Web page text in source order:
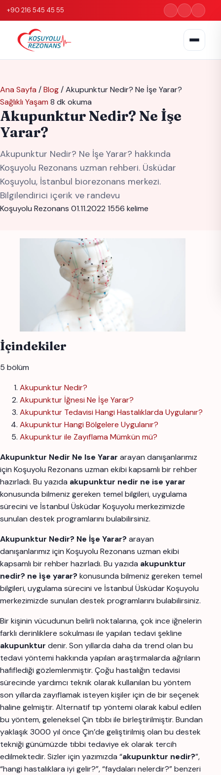
+90 216 545 45 55
Ana Sayfa /Blog/Akupunktur Nedir? Ne İşe Yarar?
Sağlıklı Yaşam 8 dk okuma
Akupunktur Nedir? Ne İşe
Yarar?
Akupunktur Nedir? Ne İşe Yarar? hakkında
Koşuyolu Rezonans uzman rehberi. Üsküdar
Koşuyolu, İstanbul biorezonans merkezi.
Bilgilendirici içerik ve randevu
Koşuyolu Rezonans 01.11.2022 1556 kelime
İçindekiler
5 bölüm
Akupunktur Nedir?
Akupunktur İğnesi Ne İşe Yarar?
Akupunktur Tedavisi Hangi Hastalıklarda Uygulanır?
Akupunktur Hangi Bölgelere Uygulanır?
Akupunktur ile Zayıflama Mümkün mü?
Akupunktur Nedir Ne Ise Yarar arayan danışanlarımız
için Koşuyolu Rezonans uzman ekibi kapsamlı bir rehber
hazırladı. Bu yazıda akupunktur nedir ne ise yarar
konusunda bilmeniz gereken temel bilgileri, uygulama
sürecini ve İstanbul Üsküdar Koşuyolu merkezimizde
sunulan destek programlarını bulabilirsiniz.
Akupunktur Nedir? Ne İşe Yarar? arayan
danışanlarımız için Koşuyolu Rezonans uzman ekibi
kapsamlı bir rehber hazırladı. Bu yazıda akupunktur
nedir? ne i̇şe yarar? konusunda bilmeniz gereken temel
bilgileri, uygulama sürecini ve İstanbul Üsküdar Koşuyolu
merkezimizde sunulan destek programlarını bulabilirsiniz.
Bir kişinin vücudunun belirli noktalarına, çok ince iğnelerin
farklı derinliklere sokulması ile yapılan tedavi şekline
akupunktur denir. Son yıllarda daha da trend olan bu
tedavi yöntemi hakkında yapılan araştırmalarda ağrıların
hafiflediği gözlemlenmiştir. Çoğu hastalığın tedavisi
sürecinde yardımcı teknik olarak kullanılan bu yöntem
son yıllarda zayıflamak isteyen kişiler için de bir seçenek
haline gelmiştir. Alternatif tıp yöntemi olarak kabul edilen
bu yöntem, geleneksel Çin tıbbı ile birleştirilmiştir. Bundan
yaklaşık 3000 yıl önce Çin’de geliştirilmiş olan bu destek
tekniği günümüzde tıbbi tedaviye ek olarak tercih
edilmektedir. Sizler için yazımızda “akupunktur nedir?”,
“hangi hastalıklara iyi gelir?”, “faydaları nelerdir?” benzeri